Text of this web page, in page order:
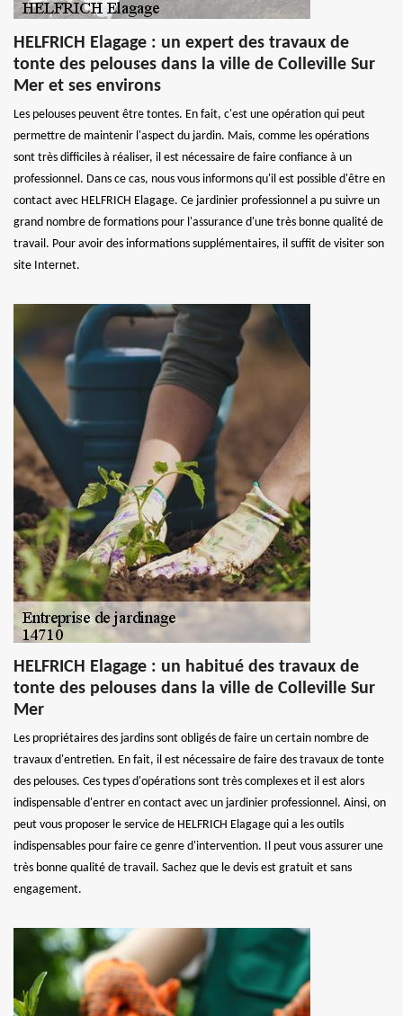
HELFRICH Elagage : un expert des travaux de
tonte des pelouses dans la ville de Colleville Sur
Mer et ses environs
Les pelouses peuvent être tontes. En fait, c'est une opération qui peut
permettre de maintenir l'aspect du jardin. Mais, comme les opérations
sont très difficiles à réaliser, il est nécessaire de faire confiance à un
professionnel. Dans ce cas, nous vous informons qu'il est possible d'être en
contact avec HELFRICH Elagage. Ce jardinier professionnel a pu suivre un
grand nombre de formations pour l'assurance d'une très bonne qualité de
travail. Pour avoir des informations supplémentaires, il suffit de visiter son
site Internet.
HELFRICH Elagage : un habitué des travaux de
tonte des pelouses dans la ville de Colleville Sur
Mer
Les propriétaires des jardins sont obligés de faire un certain nombre de
travaux d'entretien. En fait, il est nécessaire de faire des travaux de tonte
des pelouses. Ces types d'opérations sont très complexes et il est alors
indispensable d'entrer en contact avec un jardinier professionnel. Ainsi, on
peut vous proposer le service de HELFRICH Elagage qui a les outils
indispensables pour faire ce genre d'intervention. Il peut vous assurer une
très bonne qualité de travail. Sachez que le devis est gratuit et sans
engagement.